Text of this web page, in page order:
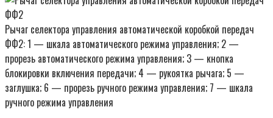
Рычаг селектора управления автоматической коробкой передач
ФФ2: 1 — шкала автоматического режима управления; 2 —
прорезь автоматического режима управления; 3 — кнопка
блокировки включения передачи; 4 — рукоятка рычага; 5 —
заглушка; 6 — прорезь ручного режима управления; 7 — шкала
ручного режима управления